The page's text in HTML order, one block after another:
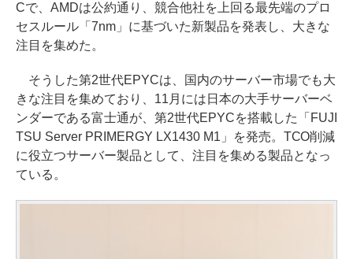
Cで、AMDは公約通り、競合他社を上回る最先端のプロ
セスルール「7nm」に基づいた新製品を発表し、大きな
注目を集めた。
そうした第2世代EPYCは、国内のサーバー市場でも大
きな注目を集めており、11月には日本の大手サーバーベ
ンダーである富士通が、第2世代EPYCを搭載した「FUJI
TSU Server PRIMERGY LX1430 M1」を発売。TCO削減
に役立つサーバー製品として、注目を集める製品となっ
ている。